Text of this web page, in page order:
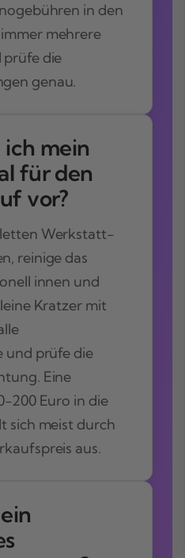
in den
mehrere
die
genau.
mein
für den
vor?
Werkstatt-
reinige das
innen und
Kratzer mit
und prüfe die
Eine
200 Euro in die
sich meist durch
aus.